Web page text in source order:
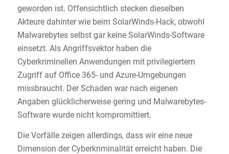
geworden ist. Offensichtlich stecken dieselben
Akteure dahinter wie beim SolarWinds-Hack, obwohl
Malwarebytes selbst gar keine SolarWinds-Software
einsetzt. Als Angriffsvektor haben die
Cyberkriminellen Anwendungen mit privilegiertem
Zugriff auf Office 365- und Azure-Umgebungen
missbraucht. Der Schaden war nach eigenen
Angaben glücklicherweise gering und Malwarebytes-
Software wurde nicht kompromittiert.
Die Vorfälle zeigen allerdings, dass wir eine neue
Dimension der Cyberkriminalität erreicht haben. Die